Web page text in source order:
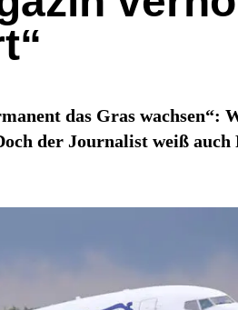
das Gras
der Journalist weiß